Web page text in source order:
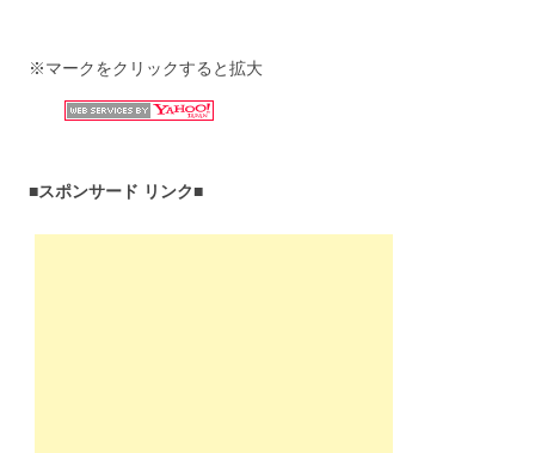
※マークをクリックすると拡大
■スポンサード リンク■